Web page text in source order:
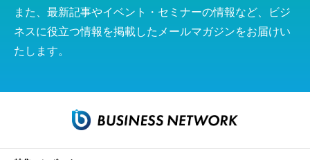
また、最新記事やイベント・セミナーの情報など、ビジ
ネスに役立つ情報を掲載したメールマガジンをお届けい
たします。